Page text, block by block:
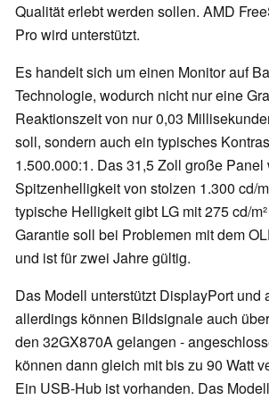
Qualität erlebt werden sollen. AMD
Pro wird unterstützt.
Es handelt sich um einen Monitor auf
Technologie, wodurch nicht nur eine
Reaktionszeit von nur 0,03
soll, sondern auch ein typisches
1.500.000:1. Das 31,5 Zoll große Panel
Spitzenhelligkeit von stolzen 1.300 cd/
typische Helligkeit gibt LG mit 275 cd/
Garantie soll bei Problemen mit dem
und ist für zwei Jahre gültig.
Das Modell unterstützt DisplayPort und
allerdings können Bildsignale auch
den 32GX870A gelangen -
können dann gleich mit bis zu 90 Watt
Ein USB-Hub ist vorhanden. Das